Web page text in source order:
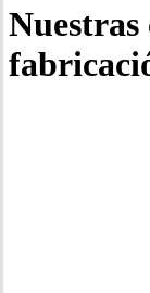
Nuestras